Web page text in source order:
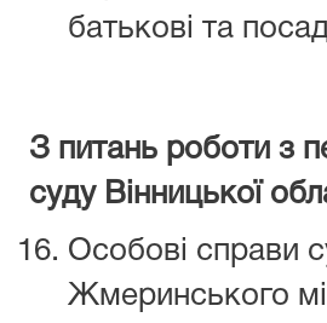
батькові та
З питань роботи з
суду Вінницької
Особові справи
Жмеринського